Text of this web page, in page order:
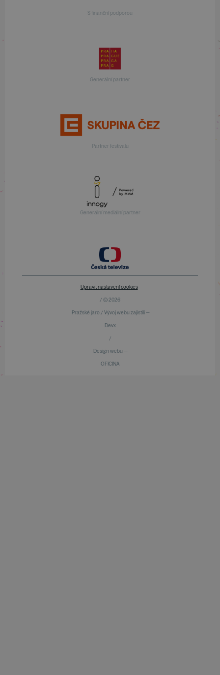
S finanční podporou
Generální partner
Partner festivalu
Generální mediální partner
Upravit nastavení cookies
/ © 2026
Pražské jaro / Vývoj webu zajistili —
Devx
/
Design webu —
OFICINA